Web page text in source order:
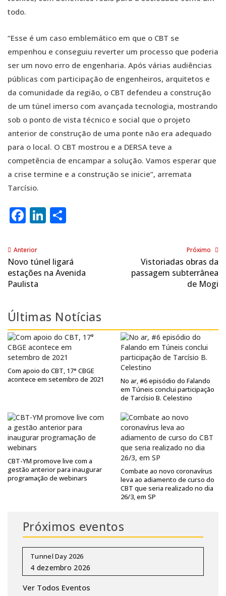
todo.
“Esse é um caso emblemático em que o CBT se
empenhou e conseguiu reverter um processo que poderia
ser um novo erro de engenharia. Após várias audiências
públicas com participação de engenheiros, arquitetos e
da comunidade da região, o CBT defendeu a construção
de um túnel imerso com avançada tecnologia, mostrando
sob o ponto de vista técnico e social que o projeto
anterior de construção de uma ponte não era adequado
para o local. O CBT mostrou e a DERSA teve a
competência de encampar a solução. Vamos esperar que
a crise termine e a construção se inicie”, arremata
Tarcísio.
Facebook
LinkedIn
Anterior
Novo túnel ligará
estações na Avenida
Paulista
Próximo
Vistoriadas obras da
passagem subterrânea
de Mogi
Últimas Notícias
Com apoio do CBT, 17° CBGE
acontece em setembro de 2021
No ar, #6 episódio do Falando
em Túneis conclui participação
de Tarcísio B. Celestino
CBT-YM promove live com a
gestão anterior para inaugurar
programação de webinars
Combate ao novo coronavírus
leva ao adiamento de curso do
CBT que seria realizado no dia
26/3, em SP
Próximos eventos
Tunnel Day 2026
Ver Todos Eventos